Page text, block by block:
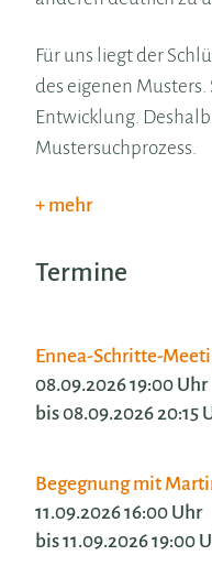
Für uns liegt der
des eigenen
Entwicklung.
Mustersuchprozess.
mehr
Termine
Ennea-Schritte-
08.09.2026 19:00 Uhr
bis 08.09.2026 20:15
Begegnung mit
11.09.2026 16:00 Uhr
bis 11.09.2026 19:00